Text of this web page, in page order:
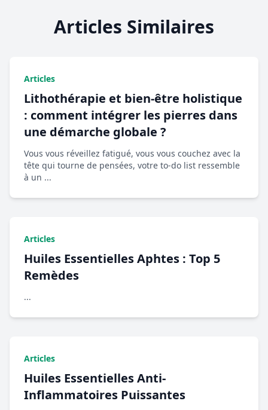
Articles Similaires
Articles
Lithothérapie et bien-être holistique
: comment intégrer les pierres dans
une démarche globale ?
Vous vous réveillez fatigué, vous vous couchez avec la
tête qui tourne de pensées, votre to-do list ressemble
à un ...
Articles
Huiles Essentielles Aphtes : Top 5
Remèdes
...
Articles
Huiles Essentielles Anti-
Inflammatoires Puissantes